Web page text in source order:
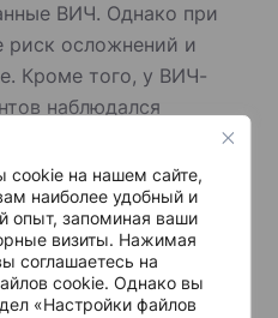
на нашем сайте,
наиболее удобный и
опыт, запоминая ваши
визиты. Нажимая
соглашаетесь на
cookie. Однако вы
«Настройки файлов
ВИЧ. Однако при
риск осложнений и
Кроме того, у ВИЧ-
наблюдался
иммунная система
первым провел
19 среди ЛЖВ